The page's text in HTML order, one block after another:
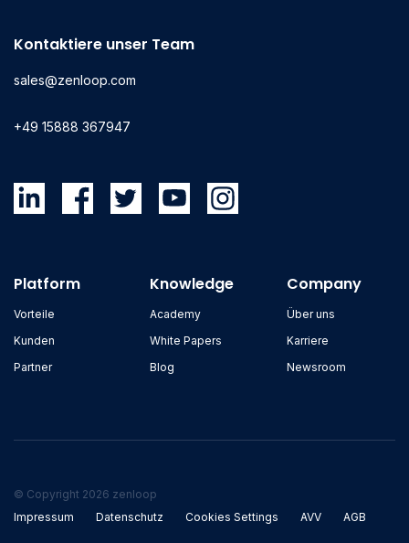
Kontaktiere unser Team
sales@zenloop.com
+49 15888 367947
Platform
Vorteile
Kunden
Partner
Knowledge
Academy
White Papers
Blog
Company
Über uns
Karriere
Newsroom
© Copyright 2026 zenloop
Impressum
Datenschutz Cookies Settings AVV AGB